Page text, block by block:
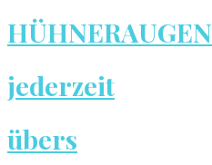
HÜHNERAUGEN
jederzeit
übers